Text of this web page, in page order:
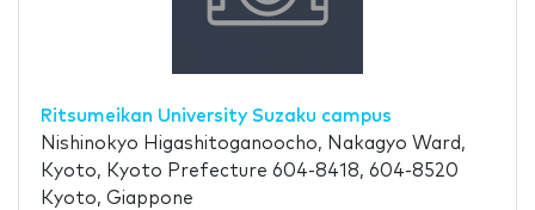
Ritsumeikan University Suzaku campus
Nishinokyo Higashitoganoocho, Nakagyo Ward,
Kyoto, Kyoto Prefecture 604-8418, 604-8520
Kyoto, Giappone